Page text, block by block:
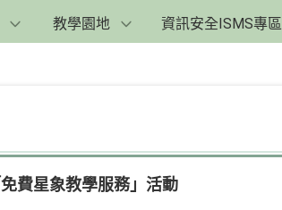
教學園地 資訊安全ISMS專區
費星象教學服務」活動